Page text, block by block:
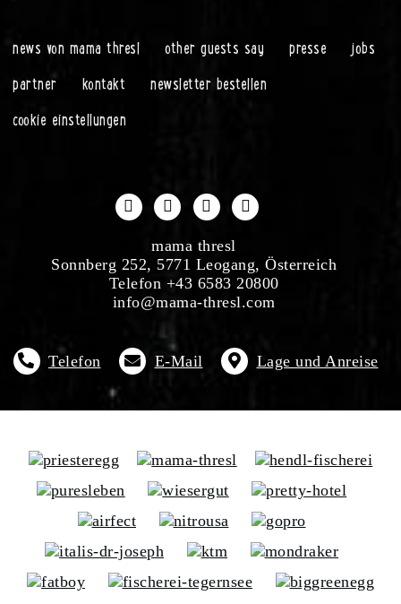
news von mama thresl other guests say presse
jobs
partner
kontakt
newsletter bestellen
cookie einstellungen
mama thresl
Sonnberg 252, 5771 Leogang, Österreich
Telefon +43 6583 20800
info@mama-thresl.com
Telefon E-Mail Lage und Anreise